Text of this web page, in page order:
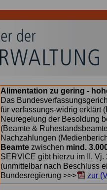
Alimentation zu gering -
Das
für verfassungs-widrig erklärt
Neuregelung der Besoldung
(Beamte &
Nachzahlungen
Beamte zwischen mind.
SERVICE gibt hierzu im II.
(unmittelbar nach Beschluss
Bundesregierung >>>
zur